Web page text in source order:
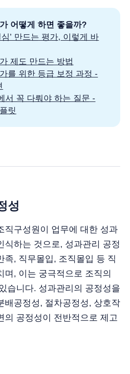
어떻게 하면 좋을까?
심’ 만드는 평가, 이렇게 바
제도 만드는 방법
를 위한 등급 보정 과정 -
서 꼭 다뤄야 하는 질문 -
릿
성
직구성원이 업무에 대한 성과
식하는 것으로, 성과관리 공정
족, 직무몰입, 조직몰입 등 직
며, 이는 궁극적으로 조직의
습니다. 성과관리의 공정성을
배공정성, 절차공정성, 상호작
의 공정성이 전반적으로 제고